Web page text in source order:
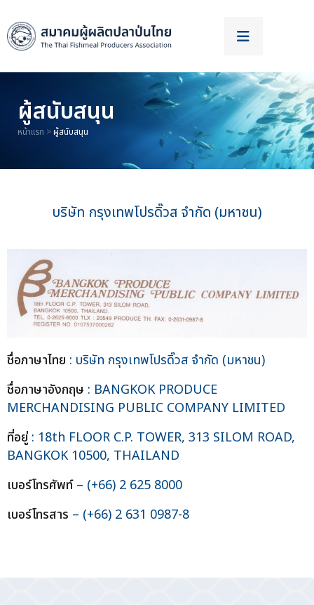
ผู้สนับสนุน
หน้าแรก >ผู้สนับสนุน
บริษัท กรุงเทพโปรดิ๊วส จำกัด (มหาชน)
ชื่อภาษาไทย : บริษัท กรุงเทพโปรดิ๊วส จำกัด (มหาชน)
ชื่อภาษาอังกฤษ : BANGKOK PRODUCE
MERCHANDISING PUBLIC COMPANY LIMITED
ที่อยู่ : 18th FLOOR C.P. TOWER, 313 SILOM ROAD,
BANGKOK 10500, THAILAND
เบอร์โทรศัพท์– (+66) 2 625 8000
เบอร์โทรสาร – (+66) 2 631 0987-8